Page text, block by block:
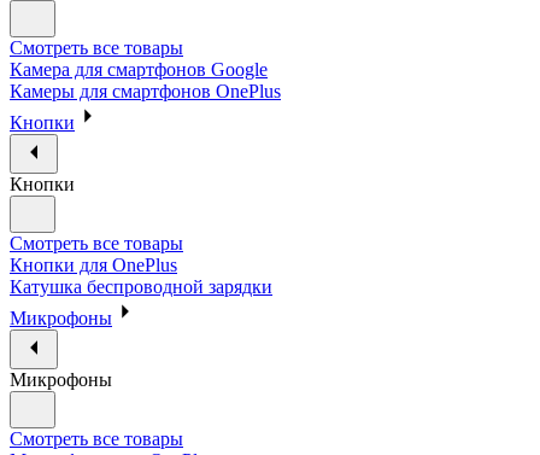
Смотреть все товары
Камера для смартфонов Google
Камеры для смартфонов OnePlus
Кнопки
Кнопки
Смотреть все товары
Кнопки для OnePlus
Катушка беспроводной зарядки
Микрофоны
Микрофоны
Смотреть все товары